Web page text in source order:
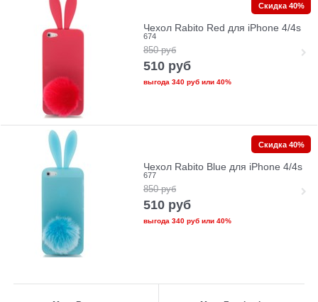
Чехол Rabito Red для iPhone 4/4s
674
850 руб
510 руб
выгода 340 рубили 40%
Скидка 40%
Чехол Rabito Blue для iPhone 4/4s
677
850 руб
510 руб
выгода 340 рубили 40%
Скидка 40%